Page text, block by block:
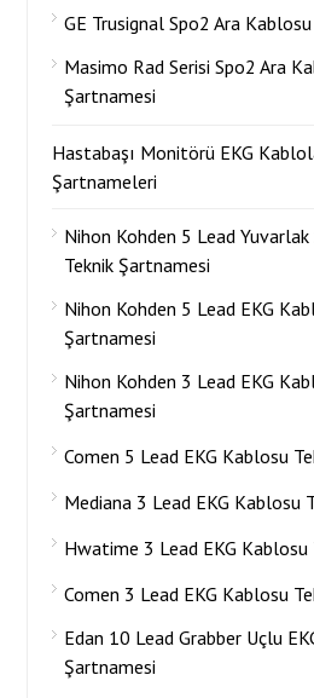
GE Trusignal Spo2 Ara
Masimo Rad Serisi Spo2 Ara
Şartnamesi
Hastabaşı Monitörü EKG
Şartnameleri
Nihon Kohden 5 Lead
Teknik Şartnamesi
Nihon Kohden 5 Lead EKG
Şartnamesi
Nihon Kohden 3 Lead EKG
Şartnamesi
Comen 5 Lead EKG Kablosu
Mediana 3 Lead EKG Kablosu
Hwatime 3 Lead EKG Kablosu
Comen 3 Lead EKG Kablosu
Edan 10 Lead Grabber Uçlu
Şartnamesi